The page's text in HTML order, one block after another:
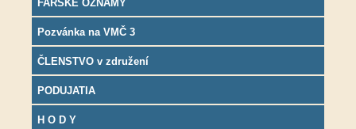
FARSKÉ OZNAMY
Pozvánka na VMČ 3
ČLENSTVO v združení
PODUJATIA
H O D Y